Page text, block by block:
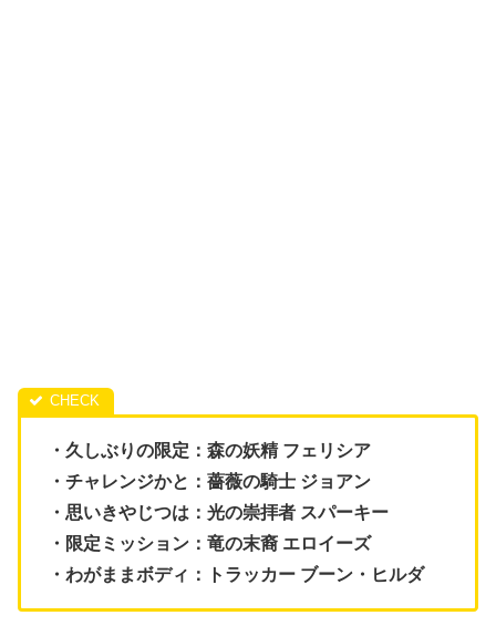
・久しぶりの限定：森の妖精 フェリシア
・チャレンジかと：薔薇の騎士 ジョアン
・思いきやじつは：光の崇拝者 スパーキー
・限定ミッション：竜の末裔 エロイーズ
・わがままボディ：トラッカー ブーン・ヒルダ